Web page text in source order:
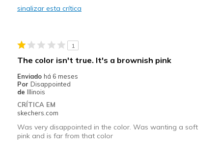
View On Shoes
Shoes are for Wearing
sinalizar esta crítica
1
The color isn't true. It's a brownish pink
Enviado há 6 meses
Por Disappointed
de Illinois
CRÍTICA EM
skechers.com
Was very disappointed in the color. Was wanting a soft
pink and is far from that color